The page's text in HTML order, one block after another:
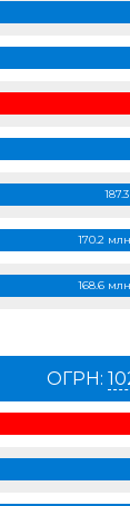
170.2
168.6
ОГРН: